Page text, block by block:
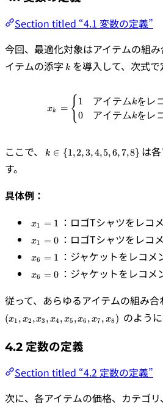
Section titled “4.1 変数の定義”
今回、最適化対象はアイテムの組
イテムの添字 k
k を導入して、次式で
x_k
xk = { 1
0
アイテムkをレ
アイテムkをレ
ここで、
k
\in
6,
8\}
k ∈ {1,2,3,4,5,6, 7,8} は
す。
具体例：
= 1
x1 = 1 ：ロゴTシャツをレコ
= 0
x1 = 0 ：ロゴTシャツをレコ
= 1
x6 = 1 ：ジャケットをレコメ
= 0
x6 = 0 ：ジャケットをレコメ
従って、あらゆるアイテムの組み合
(x1 , x2 ,x3 , x4 , x5 ,x6 , x7, x8 ) のよう
4.2 定数の定義
Section titled “4.2 定数の定義”
次に、各アイテムの価格、カテゴ